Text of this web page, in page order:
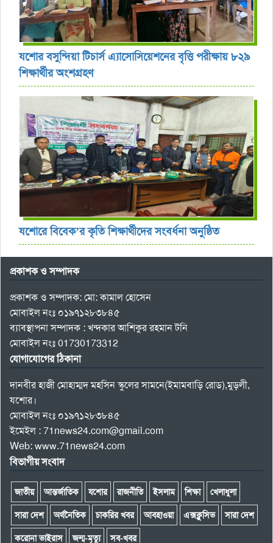
যশোর বসুন্দিয়া টিচার্স এ্যাসোসিয়েশনের বৃত্তি পরীক্ষায় ৮২৯
শিক্ষার্থীর অংশগ্রহণ
যশোরে বিবেক’র কৃতি শিক্ষার্থীদের সংবর্ধনা অনুষ্ঠিত
প্রকাশক ও সম্পাদক
প্রকাশক ও সম্পাদক: মো: কামাল হোসেন
মোবাইল নংঃ ০১৯৭১২৮৩৮৪৫
ব্যাবস্থাপনা সম্পাদক : খন্দকার আশিকুর রহমান টনি
মোবাইল নংঃ 01730173312
যোগাযোগের ঠিকানা
দানবীর হাজী মোহাম্মদ মহসিন স্কুলের সামনে(ইমামবাড়ি রোড),মুড়লী,
যশোর।
মোবাইল নংঃ ০১৯৭১২৮৩৮৪৫
ইমেইল : 71news24.com@gmail.com
Web: www.71news24.com
বিভাগীয় সংবাদ
জাতীয় আন্তর্জাতিক যশোর রাজনীতি ইসলাম শিক্ষা খেলাধুলা
সারা দেশ অর্থনৈতিক চাকরির খবর আবহাওয়া এক্সক্লুসিভ সারা দেশ
করোনা ভাইরাস জন্ম-মৃত্যু সব-খবর